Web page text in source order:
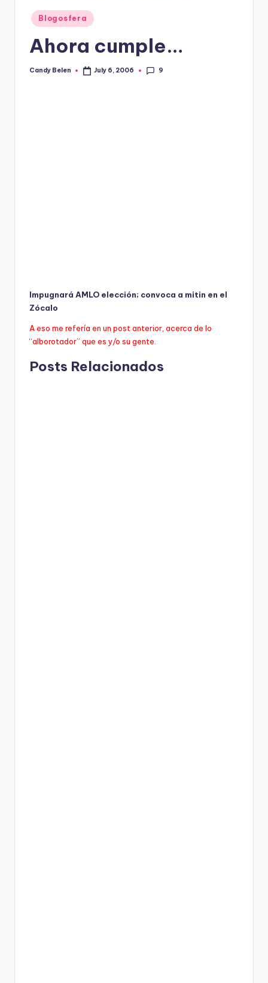
Posted
in
Blogosfera
Ahora cumple…
Posted
Candy Belen July 6, 2006 9
Impugnará AMLO elección; convoca a mitin en el
Zócalo
A eso me referí­a en un post anterior, acerca de lo
“alborotador” que es y/o su gente.
Posts Relacionados